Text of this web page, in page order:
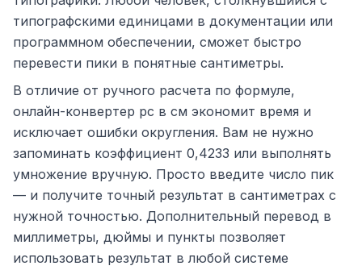
типографскими единицами в документации или
программном обеспечении, сможет быстро
перевести пики в понятные сантиметры.
В отличие от ручного расчета по формуле,
онлайн-конвертер pc в см экономит время и
исключает ошибки округления. Вам не нужно
запоминать коэффициент 0,4233 или выполнять
умножение вручную. Просто введите число пик
— и получите точный результат в сантиметрах с
нужной точностью. Дополнительный перевод в
миллиметры, дюймы и пункты позволяет
использовать результат в любой системе